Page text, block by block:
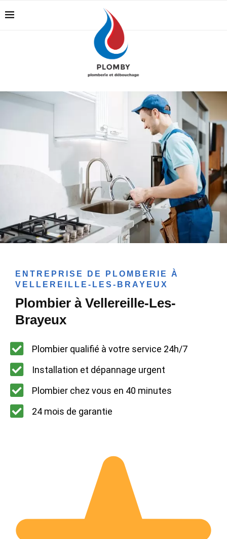
ENTREPRISE DE PLOMBERIE À
VELLEREILLE-LES-BRAYEUX
Plombier à Vellereille-Les-
Brayeux
Plombier qualifié à votre service 24h/7
Installation et dépannage urgent
Plombier chez vous en 40 minutes
24 mois de garantie